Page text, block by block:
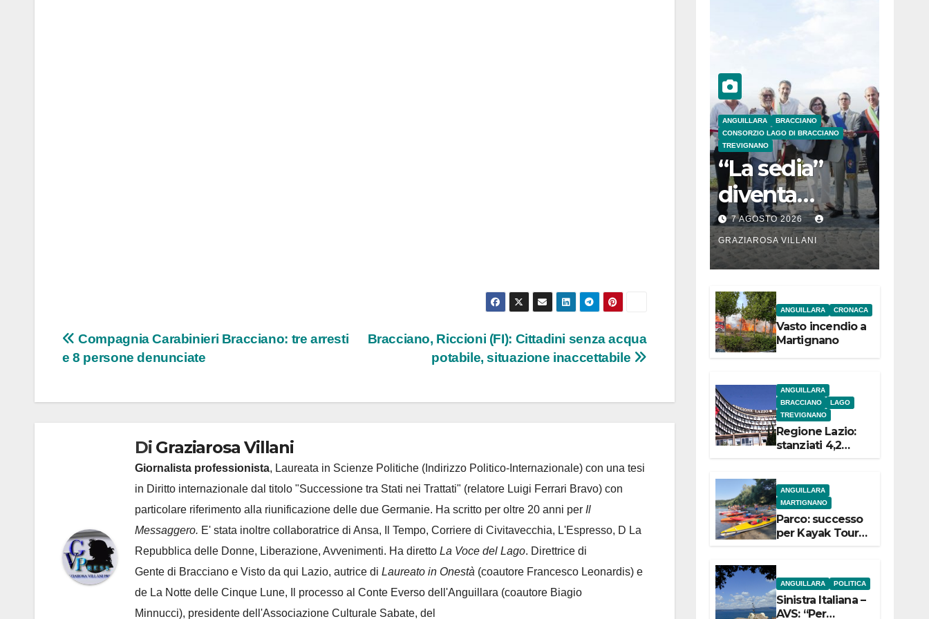
Navigazione
articoli
Bracciano, Riccioni (FI): Cittadini senza acqua
potabile, situazione inaccettabile
Compagnia Carabinieri Bracciano: tre arresti
e 8 persone denunciate
Di Graziarosa Villani
Giornalista professionista, Laureata in Scienze Politiche (Indirizzo Politico-Internazionale) con una tesi
in Diritto internazionale dal titolo "Successione tra Stati nei Trattati" (relatore Luigi Ferrari Bravo) con
particolare riferimento alla riunificazione delle due Germanie. Ha scritto per oltre 20 anni per Il
Messaggero. E' stata inoltre collaboratrice di Ansa, Il Tempo, Corriere di Civitavecchia, L'Espresso, D La
Repubblica delle Donne, Liberazione, Avvenimenti. Ha diretto La Voce del Lago. Direttrice di
Gente di Bracciano e Visto da qui Lazio, autrice di Laureato in Onestà (coautore Francesco Leonardis) e
de La Notte delle Cinque Lune, Il processo al Conte Everso dell'Anguillara (coautore Biagio
Minnucci), presidente dell'Associazione Culturale Sabate, del
ANGUILLARA
BRACCIANO
CONSORZIO LAGO DI BRACCIANO
TREVIGNANO
“La sedia”
diventa
Belvedere sul
lago di
Bracciano: ieri
l’inaugurazion
e
7 AGOSTO 2026
GRAZIAROSA VILLANI
ANGUILLARA CRONACA
Vasto incendio a
Martignano
ANGUILLARA
BRACCIANO
LAGO
TREVIGNANO
Regione Lazio:
stanziati 4,2
dell’Etruria
Meridionale
ANGUILLARA
MARTIGNANO
Parco: successo
per Kayak Tour a
ANGUILLARA POLITICA
Sinistra Italiana –
AVS: “Per